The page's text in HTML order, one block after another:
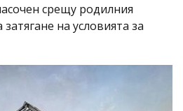
срещу родилния
на условията за